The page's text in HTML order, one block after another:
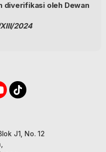
diverifikasi oleh Dewan
2024
J1, No. 12